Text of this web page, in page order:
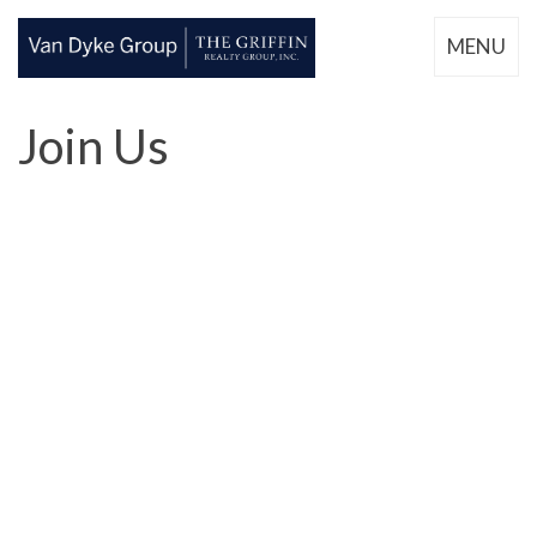
MENU
Join Us